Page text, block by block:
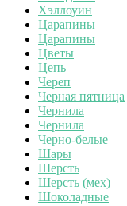
Хэллоуин
Царапины
Царапины
Цветы
Цепь
Череп
Черная пятница
Чернила
Чернила
Черно-белые
Шары
Шерсть
Шерсть (мех)
Шоколадные